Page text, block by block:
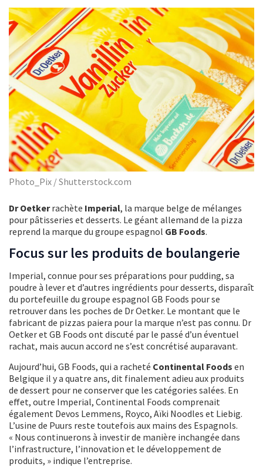
Photo_Pix / Shutterstock.com
Dr Oetkerrachète Imperial, la marque belge de mélanges
pour pâtisseries et desserts. Le géant allemand de la pizza
reprend la marque du groupe espagnol GB Foods.
Focus sur les produits de boulangerie
Imperial, connue pour ses préparations pour pudding, sa
poudre à lever et d’autres ingrédients pour desserts, disparaît
du portefeuille du groupe espagnol GB Foods pour se
retrouver dans les poches de Dr Oetker. Le montant que le
fabricant de pizzas paiera pour la marque n’est pas connu. Dr
Oetker et GB Foods ont discuté par le passé d’un éventuel
rachat, mais aucun accord ne s’est concrétisé auparavant.
Aujourd’hui, GB Foods, qui a racheté Continental Foods en
Belgique il y a quatre ans, dit finalement adieu aux produits
de dessert pour ne conserver que les catégories salées. En
effet, outre Imperial, Continental Foods comprenait
également Devos Lemmens, Royco, Aïki Noodles et Liebig.
L’usine de Puurs reste toutefois aux mains des Espagnols.
« Nous continuerons à investir de manière inchangée dans
l’infrastructure, l’innovation et le développement de
produits, » indique l’entreprise.